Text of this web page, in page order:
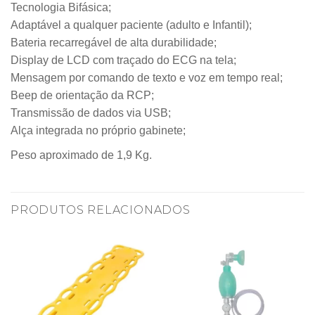
Tecnologia Bifásica;
Adaptável a qualquer paciente (adulto e Infantil);
Bateria recarregável de alta durabilidade;
Display de LCD com traçado do ECG na tela;
Mensagem por comando de texto e voz em tempo real;
Beep de orientação da RCP;
Transmissão de dados via USB;
Alça integrada no próprio gabinete;
Peso aproximado de 1,9 Kg.
PRODUTOS RELACIONADOS